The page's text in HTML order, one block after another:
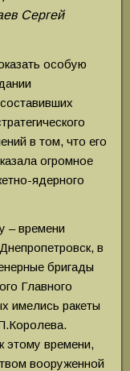
Сергей
особую
в том, что его
огромное
ядерного
– времени
в
бригады
Главного
имелись ракеты
этому времени,
вооруженной